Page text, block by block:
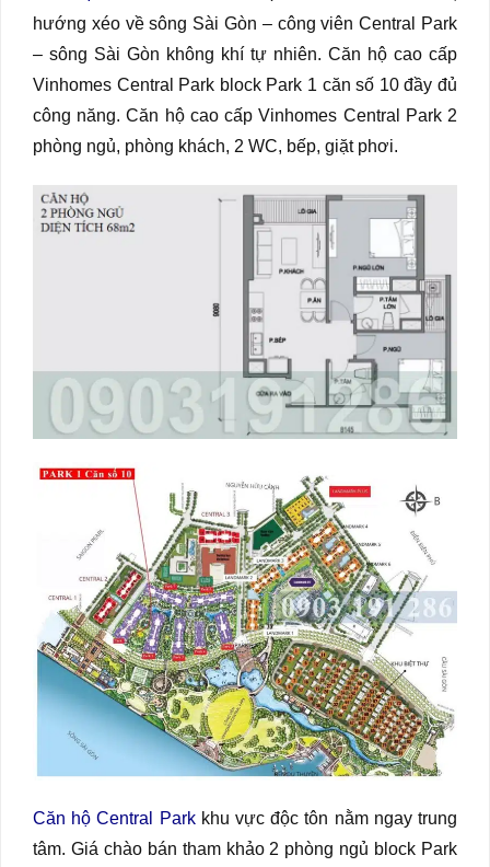
hướng xéo về sông Sài Gòn – công viên Central Park
– sông Sài Gòn không khí tự nhiên. Căn hộ cao cấp
Vinhomes Central Park block Park 1 căn số 10 đầy đủ
công năng. Căn hộ cao cấp Vinhomes Central Park 2
phòng ngủ, phòng khách, 2 WC, bếp, giặt phơi.
Căn hộ Central Parkkhu vực độc tôn nằm ngay trung
tâm. Giá chào bán tham khảo 2 phòng ngủ block Park